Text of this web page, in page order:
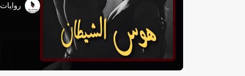
رواية الزهور هي الطُعم - الفصل 89روايات Novelaas